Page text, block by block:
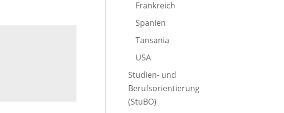
Frankreich
Spanien
Tansania
USA
Studien- und
Berufsorientierung
(StuBO)